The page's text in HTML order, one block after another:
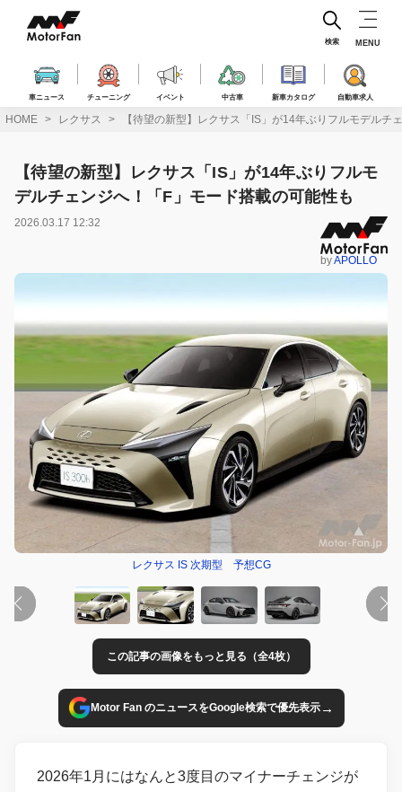
ス
車ニュース チューニング イベント 中古車 新車カタログ 自動車求人
検索 MENU
HOME レクサス 【待望の新型】レクサス「IS」が14年ぶりフルモデルチ
【待望の新型】レクサス「IS」が14年ぶりフルモ
デルチェンジへ！「F」モード搭載の可能性も
2026.03.17 12:32
byAPOLLO
レクサス IS 次期型 予想CG
この記事の画像をもっと見る（全4枚）
Motor Fan のニュースをGoogle検索で優先表示→
2026年1月にはなんと3度目のマイナーチェンジが